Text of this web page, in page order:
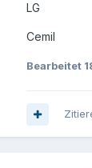
LG
Cemil
Bearbeitet